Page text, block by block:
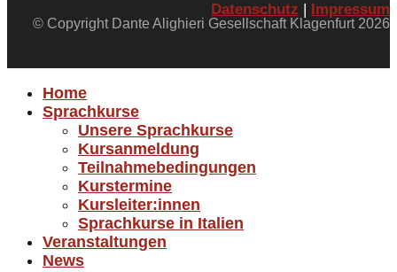
Datenschutz Impressum
© Copyright Dante Alighieri Gesellschaft Klagenfurt 2026
Home
Sprachkurse
Unsere Sprachkurse
Kursanmeldung
Teilnahmebedingungen
Kurstermine
Kursleiter:innen
Sprachkurse in Italien
Veranstaltungen
News